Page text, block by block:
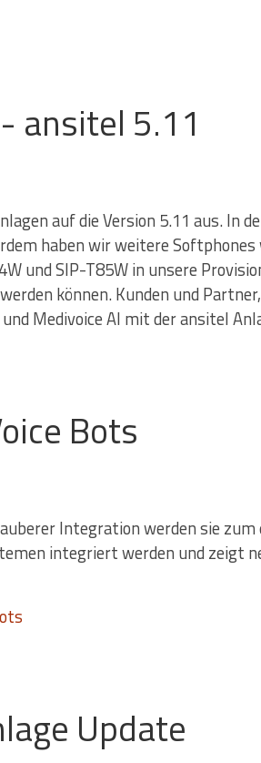
ansitel 5.11
auf die Version 5.11 aus. In
haben wir weitere Softphones
und SIP-T85W in unsere
können. Kunden und
Medivoice AI mit der ansitel
Bots
Integration werden sie
integriert werden und zeigt
Update